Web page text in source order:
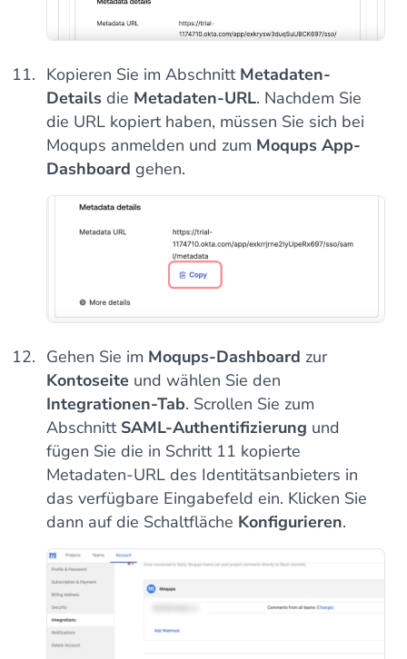
Kopieren Sie im Abschnitt Metadaten-
Details die Metadaten-URL. Nachdem Sie
die URL kopiert haben, müssen Sie sich bei
Moqups anmelden und zum Moqups App-
Dashboard gehen.
Gehen Sie im Moqups-Dashboard zur
Kontoseite und wählen Sie den
Integrationen-Tab. Scrollen Sie zum
Abschnitt SAML-Authentifizierung und
fügen Sie die in Schritt 11 kopierte
Metadaten-URL des Identitätsanbieters in
das verfügbare Eingabefeld ein. Klicken Sie
dann auf die Schaltfläche Konfigurieren.